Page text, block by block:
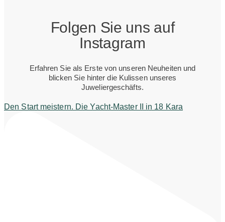
Folgen Sie uns auf
Instagram
Erfahren Sie als Erste von unseren Neuheiten und
blicken Sie hinter die Kulissen unseres
Juweliergeschäfts.
Den Start meistern. Die Yacht-Master II in 18 Kara